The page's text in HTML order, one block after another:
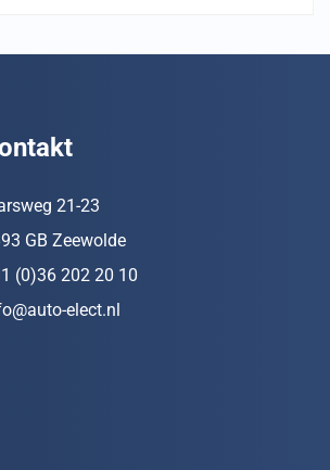
21-23
GB Zeewolde
(0)36 202 20 10
elect.nl